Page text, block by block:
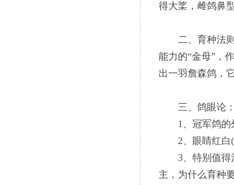
得大桨，雌鸽鼻
二、育种法则
能力的“金母”，
出一羽詹森鸽，
三、鸽眼论：
1、冠军鸽的外
2、眼睛红白(
3、特别值得注
主，为什么育种